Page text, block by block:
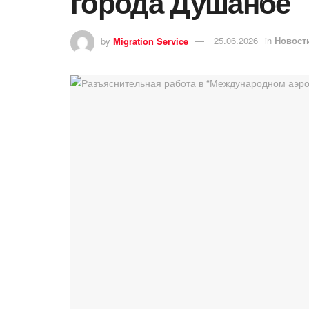
by Migration Service 25.06.2026 in